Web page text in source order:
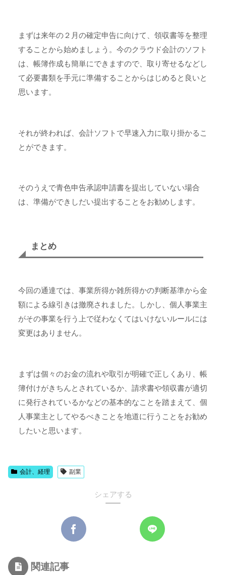
まずは来年の２月の確定申告に向けて、領収書等を整理
することから始めましょう。今のクラウド会計のソフト
は、帳簿作成も簡単にできますので、取り寄せるなどし
て必要書類を手元に準備することからはじめると良いと
思います。
それが終われば、会計ソフトで早速入力に取り掛かるこ
とができます。
そのうえで青色申告承認申請書を提出していない場合
は、準備ができしだい提出することをお勧めします。
まとめ
今回の通達では、事業所得か雑所得かの判断基準から金
額による線引きは撤廃されました。しかし、個人事業主
がその事業を行う上で従わなくてはいけないルールには
変更はありません。
まずは個々のお金の流れや取引が明確で正しくあり、帳
簿付けがきちんとされているか、請求書や領収書が適切
に発行されているかなどの基本的なことを踏まえて、個
人事業主としてやるべきことを地道に行うことをお勧め
したいと思います。
会計、経理 副業
シェアする
関連記事